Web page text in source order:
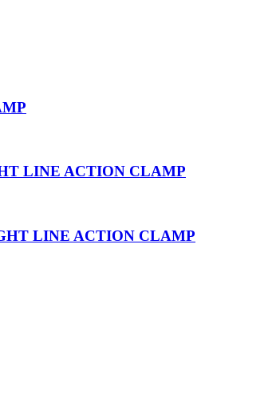
LINE ACTION CLAMP
LINE ACTION CLAMP